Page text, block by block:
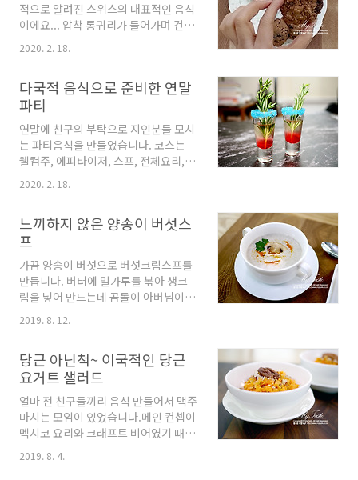
대보름에 먹던 찰밥을 각종 콩과 밤, 은
행 등을 넣어 가끔..
요. 케이크의 바탕은 시판하는 다이제
스티브 크래커를 부수어 사용합니다.
[재료] 22cm 스프링폼 팬 1개 분량 크
초콜릿 150g 슈가파우더 40g 다이제
스티브 크래커 200g 무염버터 60g 오
렌지 1개 꿀 3T 딸기(장식용) 먼저 그릭
요거트를 준비해야 하는데... 마트에 파
는 것을 사용해도 되지만 요거트를 항상
만들어 먹기 때문에 수제요거트를..
적으로 알려진 스위스의 대표적인 음식
이에요... 압착 통귀리가 들어가며 건과
일, 견과류 등이 더해집니다. 시리얼처
럼 우유에 말아먹기도 하지만 요구르트
기도 합니다. 일반 시리얼과 다른 점은
통곡물(주로 귀리)을 그대로 사용해서
식이섬유가 매우 풍부하고 비타민 B군
과 철분 함량이 높습니다. 그래놀라와
비슷한데, 시럽이나 오일을 첨가해 굽
는 그래놀라와 달리 굽지 않은 통곡을
사용하기 때문에 우유에 말아먹을 때 좀
이나 당성분을 따지자면 뮤줄리가 건강
식이겠죠... 어제 식재료 정리하는데 선
반 구석에 숨어있던 뮤즐리 한봉을 발견
했어요. 유통기한이 임박했기에 부랴부
랴 털어넣고 쿠키를 만들어 봅니다. ^..
2020. 2. 18.
다국적 음식으로 준비한 연말
파티
연말에 친구의 부탁으로 지인분들 모시
는 파티음식을 만들었습니다. 코스는
웰컴주, 에피타이저, 스프, 전체요리, 메
인요리, 과일, 아이스크림... 이런 순이
었죠. 먼저 작년에 담가 두었던 매실주
닿는 림(Rim) 부분에 설탕을 묻히고 매
실주와 그라나딘 시럽을 칵테일했어요.
가니쉬는 로즈마리 줄기를 이용했습니
다. 연말 파티 분위기가 딱 느껴지죠~
^^ 테이블에는 오이와 적양배추 피클,
올리브절임, 직접 만든 타르타르 드레
싱을 미리 준비해 놨습니다. 웰컴칵테
페입니다. 가운데 씨를 파낸 오이에 참
치 샐러드를 넣고 토마토를 올려 준비해
둔 다음 먹기 직전에 딜을 꽂아 장식해
서 서빙합니다. 스프는 러시아에서 많
이 먹는 보르쉬로 준비했어요. 비트..
2020. 2. 18.
느끼하지 않은 양송이 버섯스
프
가끔 양송이 버섯으로 버섯크림스프를
만듭니다. 버터에 밀가루를 볶아 생크
림을 넣어 만드는데 곰돌이 아버님이 느
끼한 걸 싫어하셔서 이번에는 버터와 생
크림을 빼고 우유를 넣어 만들어 봤어
고 하는데, 버터에 밀가루를 볶아 만드
는 '루'를 사용하지 않고 우유에 달걀과
밀가루를 넣고 잘 풀어서 만드는 만타초
르바스(버섯스프)입니다. [재료] 양송
이버섯 10개 양파 1개 물 1리터 우유
500ml 밀가루 20g 달걀 2개 올리브오
일 소금, 후추 *가니쉬 파슬리 잎 약간
2019. 8. 12.
당근 아닌척~ 이국적인 당근
요거트 샐러드
얼마 전 친구들끼리 음식 만들어서 맥주
마시는 모임이 있었습니다.메인 컨셉이
멕시코 요리와 크래프트 비어였기 때문
에 저도 나름 고심하다가 딜이 듬뿍 들
어가는 당근샐러드를 만들었어요.당근
2019. 8. 4.